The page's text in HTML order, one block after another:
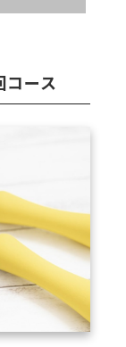
コース